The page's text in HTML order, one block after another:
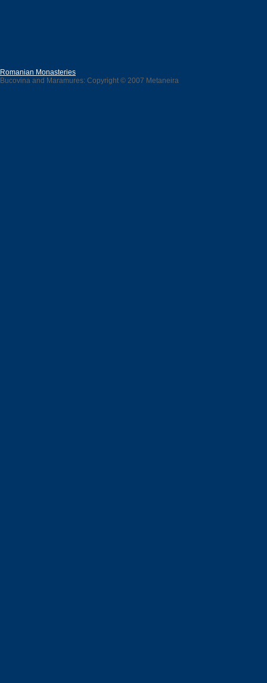
Romanian Monasteries
Bucovina and Maramures: Copyright © 2007 Metaneira